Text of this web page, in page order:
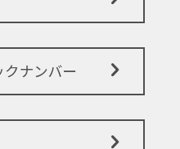
クナンバー